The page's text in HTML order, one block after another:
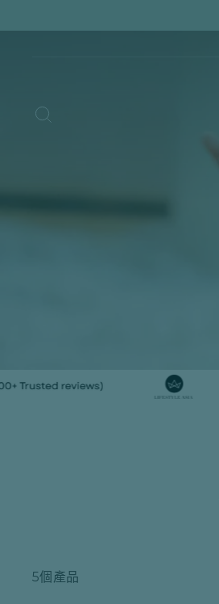
至
5個產品